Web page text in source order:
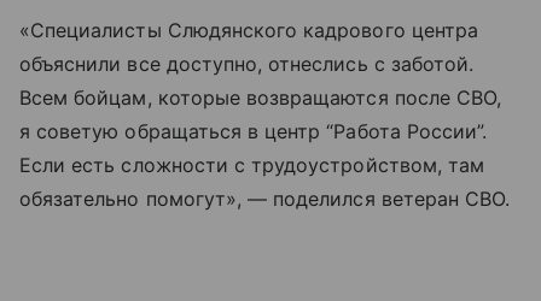
«Специалисты Слюдянского кадрового центра
объяснили все доступно, отнеслись с заботой.
Всем бойцам, которые возвращаются после СВО,
я советую обращаться в центр “Работа России”.
Если есть сложности с трудоустройством, там
обязательно помогут», — поделился ветеран СВО.